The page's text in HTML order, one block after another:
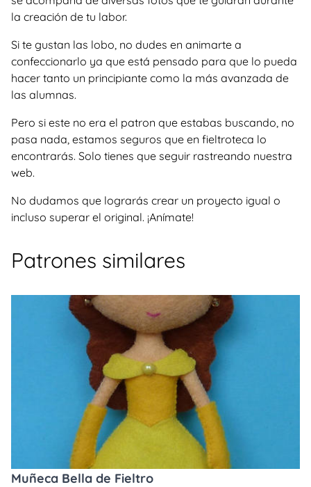
la creación de tu labor.
Si te gustan las lobo, no dudes en animarte a
confeccionarlo ya que está pensado para que lo pueda
hacer tanto un principiante como la más avanzada de
las alumnas.
Pero si este no era el patron que estabas buscando, no
pasa nada, estamos seguros que en fieltroteca lo
encontrarás. Solo tienes que seguir rastreando nuestra
web.
No dudamos que lograrás crear un proyecto igual o
incluso superar el original. ¡Anímate!
Patrones similares
Muñeca Bella de Fieltro